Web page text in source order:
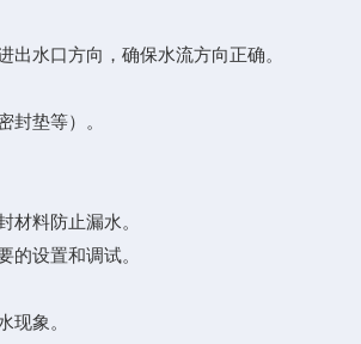
水口方向，确保水流方向正确。
垫等）。
料防止漏水。
设置和调试。
象。